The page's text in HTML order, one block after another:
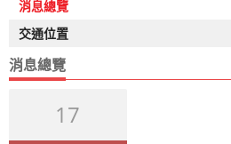
消息總覽
交通位置
消息總覽
17